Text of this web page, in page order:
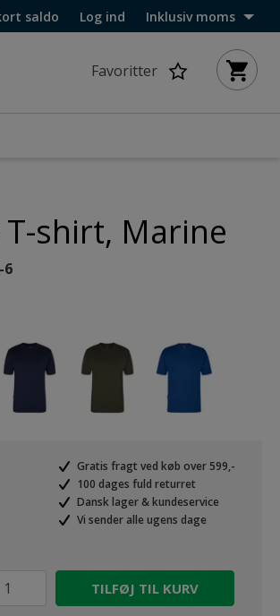
saldo Log ind Inklusiv moms
Favoritter
shirt, Marine
6
Gratis fragt ved køb over 599,-
100 dages fuld returret
Dansk lager & kundeservice
Vi sender alle ugens dage
TILFØJ TIL KURV